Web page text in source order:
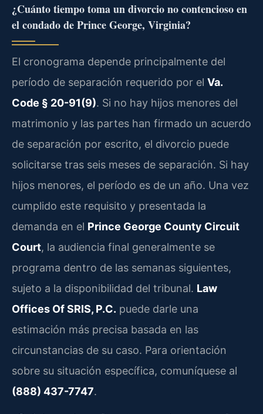
¿Cuánto tiempo toma un divorcio no contencioso en
el condado de Prince George, Virginia?
El cronograma depende principalmente del
período de separación requerido por el Va.
Code § 20-91(9). Si no hay hijos menores del
matrimonio y las partes han firmado un acuerdo
de separación por escrito, el divorcio puede
solicitarse tras seis meses de separación. Si hay
hijos menores, el período es de un año. Una vez
cumplido este requisito y presentada la
demanda en el Prince George County Circuit
Court, la audiencia final generalmente se
programa dentro de las semanas siguientes,
sujeto a la disponibilidad del tribunal. Law
Offices Of SRIS, P.C. puede darle una
estimación más precisa basada en las
circunstancias de su caso. Para orientación
sobre su situación específica, comuníquese al
(888) 437-7747.